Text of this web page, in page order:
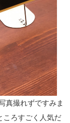
真撮れずですみま
ろすごく人気だ